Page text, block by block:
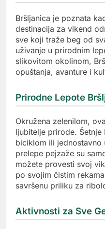
Bršljanica je poznata
destinacija za vikend
sve koji traže beg od
uživanje u prirodnim
slikovitom okolinom,
opuštanja, avanture i
Prirodne Lepote
Okružena zelenilom,
ljubitelje prirode.
biciklom ili jednostavno
prelepe pejzaže su
možete provesti svoj
po svojim čistim
savršenu priliku za
Aktivnosti za Sve